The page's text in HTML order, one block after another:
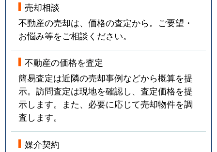
売却相談
不動産の売却は、価格の査定から。ご要望・
お悩み等をご相談ください。
不動産の価格を査定
簡易査定は近隣の売却事例などから概算を提
示。訪問査定は現地を確認し、査定価格を提
示します。また、必要に応じて売却物件を調
査します。
媒介契約